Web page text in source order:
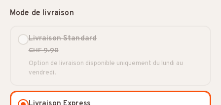
Mode de livraison
Livraison Standard
CHF 9.90
Option de livraison disponible uniquement du lundi au
vendredi.